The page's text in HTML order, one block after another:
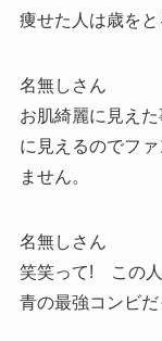
痩せた人は歳を
名無しさん
お肌綺麗に見え
に見えるのでフ
ません。
名無しさん
笑笑って! この人
青の最強コンビ